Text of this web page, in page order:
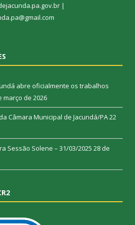
|
abre oficialmente os trabalhos
março de 2026
Câmara Municipal de Jacundá/PA22
Sessão Solene – 31/03/2025 28 de